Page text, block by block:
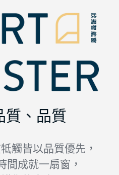
質、品質
觸皆以品質優先，
間成就一扇窗，